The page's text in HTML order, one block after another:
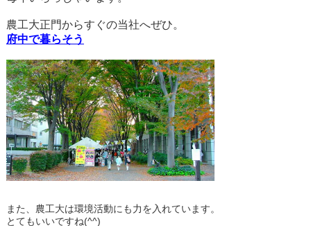
農工大正門からすぐの当社へぜひ。
府中で暮らそう
また、農工大は環境活動にも力を入れています。
とてもいいですね(^^)